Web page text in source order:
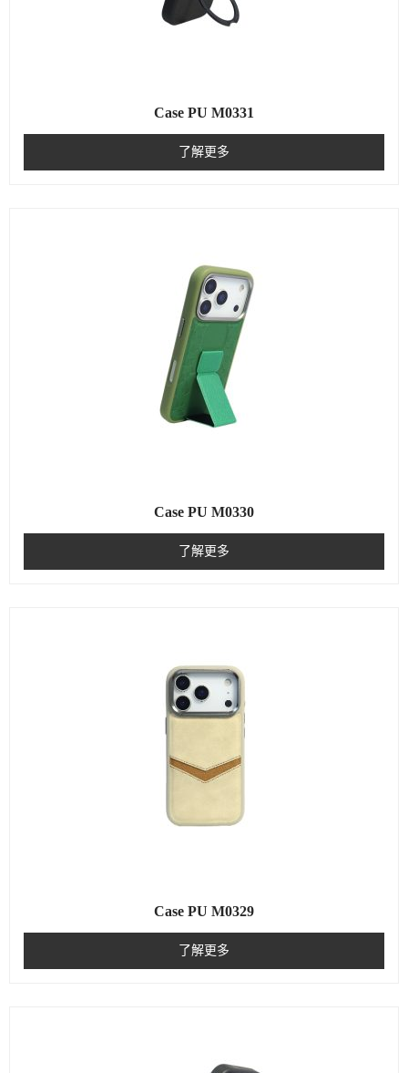
Case PU M0331
了解更多
Case PU M0330
了解更多
Case PU M0329
了解更多